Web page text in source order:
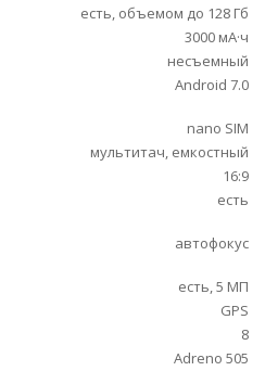
есть, объемом до 128 Гб
3000 мА·ч
несъемный
Android 7.0
nano SIM
мультитач, емкостный
16:9
есть
автофокус
есть, 5 МП
GPS
8
Adreno 505